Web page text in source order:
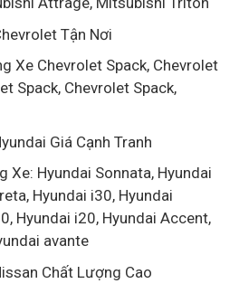
Tận Nơi
Xe Chevrolet Spack, Chevrolet
Spack, Chevrolet Spack,
Giá Cạnh Tranh
Xe: Hyundai Sonnata, Hyundai
Hyundai i30, Hyundai
Hyundai i20, Hyundai Accent,
avante
Chất Lượng Cao